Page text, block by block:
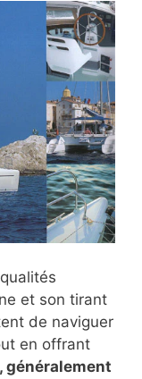
et son tirant
de naviguer
en offrant
généralement